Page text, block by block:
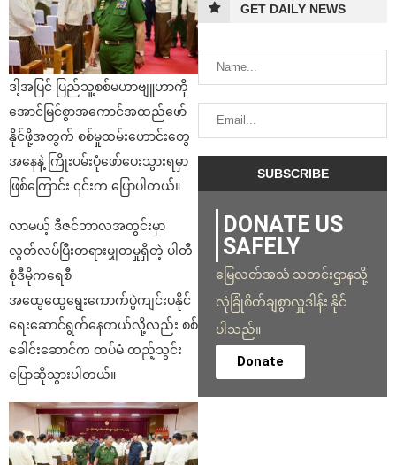
ဒါ့အပြင် ပြည်သူ့စစ်မဟာဗျူဟာကို
အောင်မြင်စွာအကောင်အထည်ဖော်
နိုင်ဖို့အတွက် စစ်မှုထမ်းဟောင်းတွေ
အနေနဲ့ ကြိုးပမ်းပုံဖော်ပေးသွားရမှာ
ဖြစ်ကြောင်း ၎င်းက ပြောပါတယ်။
လာမယ့် ဒီဇင်ဘာလအတွင်းမှာ
လွတ်လပ်ပြီးတရားမျှတမှုရှိတဲ့ ပါတီ
စုံဒီမိုကရေစီ
အထွေထွေရွေးကောက်ပွဲကျင်းပနိုင်
ရေးဆောင်ရွက်နေတယ်လို့လည်း စစ်
ခေါင်းဆောင်က ထပ်မံ ထည့်သွင်း
ပြောဆိုသွားပါတယ်။
GET DAILY NEWS
DONATE US
SAFELY
မြေလတ်အသံ သတင်းဌာနသို့
လုံခြုံစိတ်ချစွာလှူဒါန်း နိုင်
ပါသည်။
Donate